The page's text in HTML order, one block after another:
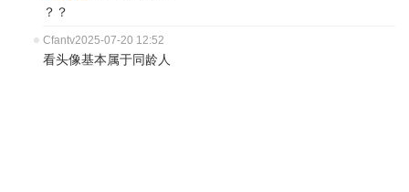
？？
Cfantv2025-07-20 12:52
看头像基本属于同龄人